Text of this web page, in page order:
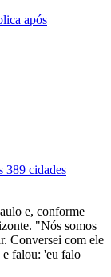
após
389 cidades
e, conforme
"Nós somos
Conversei com ele
e falou: 'eu falo